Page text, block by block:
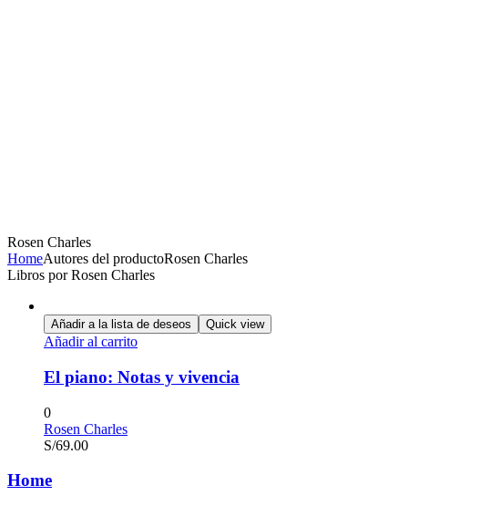
Rosen Charles
HomeAutores del productoRosen Charles
Libros por Rosen Charles
Añadir a la lista de deseos Quick view
Añadir al carrito
El piano: Notas y vivencia
0
Rosen Charles
S/69.00
Home